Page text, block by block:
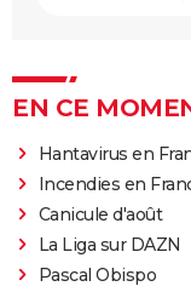
EN CE
Hantavirus en
Incendies en
Canicule d'août
La Liga sur DAZN
Pascal Obispo